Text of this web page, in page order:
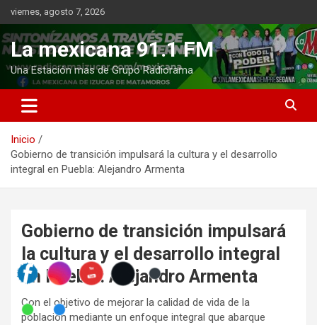
Saltar
al
contenido
viernes, agosto 7, 2026
La mexicana 91.1 FM
Una Estación mas de Grupo Radiorama
Inicio
Gobierno de transición impulsará la cultura y el desarrollo
integral en Puebla: Alejandro Armenta
Gobierno de transición impulsará
la cultura y el desarrollo integral
en Puebla: Alejandro Armenta
Con el objetivo de mejorar la calidad de vida de la
población mediante un enfoque integral que abarque